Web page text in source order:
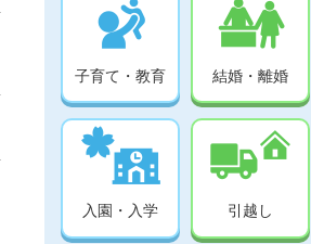
子育て・教育 結婚・離婚
入園・入学 引越し